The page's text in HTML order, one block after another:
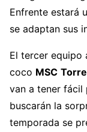
Enfrente estará
se adaptan sus
El tercer equipo
coco MSC
van a tener fácil
buscarán la
temporada se